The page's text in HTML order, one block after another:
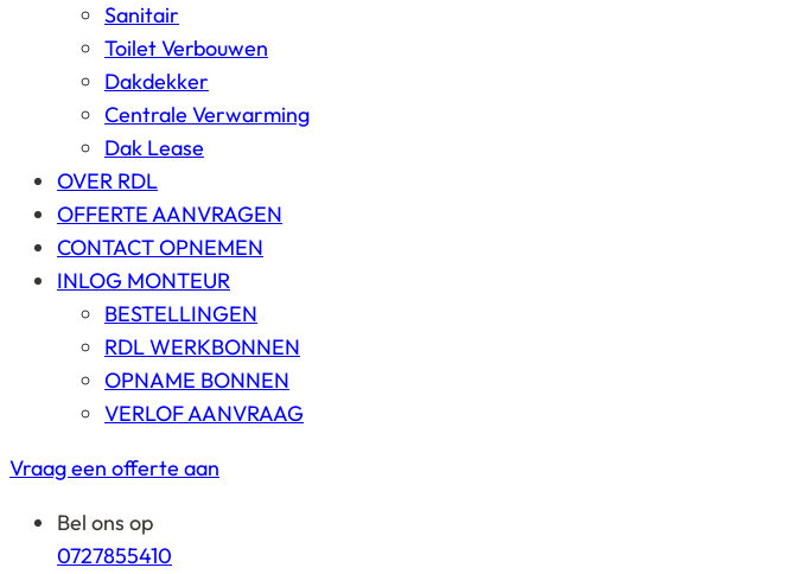
Sanitair
Toilet Verbouwen
Dakdekker
Centrale Verwarming
Dak Lease
OVER RDL
OFFERTE AANVRAGEN
CONTACT OPNEMEN
INLOG MONTEUR
BESTELLINGEN
RDL WERKBONNEN
OPNAME BONNEN
VERLOF AANVRAAG
Vraag een offerte aan
Bel ons op
0727855410